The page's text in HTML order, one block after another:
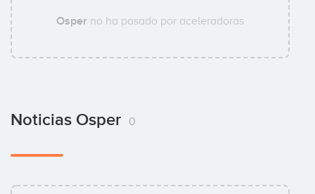
Osper no ha pasado por aceleradoras
Noticias Osper 0